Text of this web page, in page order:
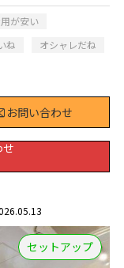
が安い
ね
オシャレだね
お問い合わせ
セットアップ